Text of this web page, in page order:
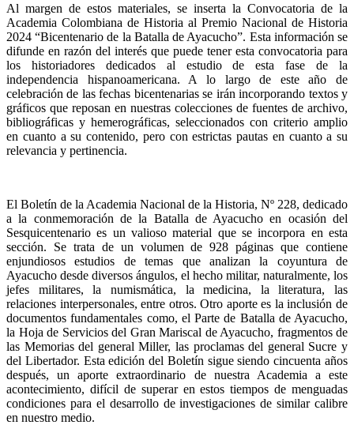
Al margen de estos materiales, se inserta la Convocatoria de la
Academia Colombiana de Historia al Premio Nacional de Historia
2024 “Bicentenario de la Batalla de Ayacucho”. Esta información se
difunde en razón del interés que puede tener esta convocatoria para
los historiadores dedicados al estudio de esta fase de la
independencia hispanoamericana. A lo largo de este año de
celebración de las fechas bicentenarias se irán incorporando textos y
gráficos que reposan en nuestras colecciones de fuentes de archivo,
bibliográficas y hemerográficas, seleccionados con criterio amplio
en cuanto a su contenido, pero con estrictas pautas en cuanto a su
relevancia y pertinencia.
El Boletín de la Academia Nacional de la Historia, Nº 228, dedicado
a la conmemoración de la Batalla de Ayacucho en ocasión del
Sesquicentenario es un valioso material que se incorpora en esta
sección. Se trata de un volumen de 928 páginas que contiene
enjundiosos estudios de temas que analizan la coyuntura de
Ayacucho desde diversos ángulos, el hecho militar, naturalmente, los
jefes militares, la numismática, la medicina, la literatura, las
relaciones interpersonales, entre otros. Otro aporte es la inclusión de
documentos fundamentales como, el Parte de Batalla de Ayacucho,
la Hoja de Servicios del Gran Mariscal de Ayacucho, fragmentos de
las Memorias del general Miller, las proclamas del general Sucre y
del Libertador. Esta edición del Boletín sigue siendo cincuenta años
después, un aporte extraordinario de nuestra Academia a este
acontecimiento, difícil de superar en estos tiempos de menguadas
condiciones para el desarrollo de investigaciones de similar calibre
en nuestro medio.